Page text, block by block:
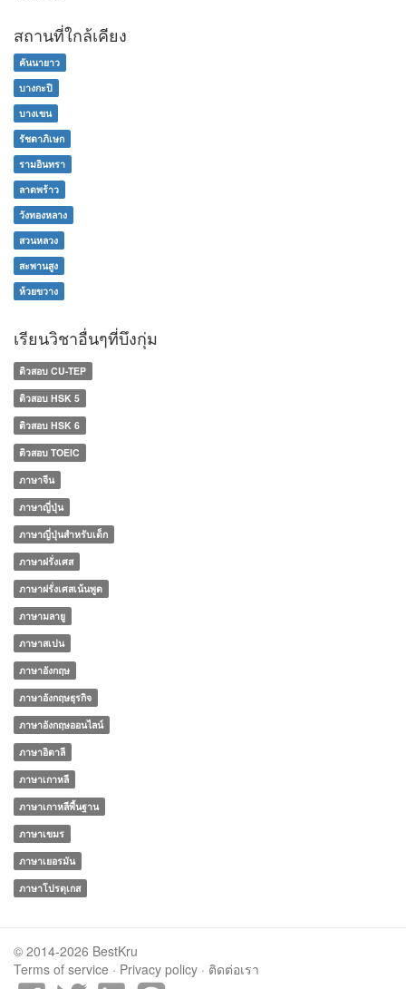
สถานที่ใกล้เคียง
คันนายาว
บางกะปิ
บางเขน
รัชดาภิเษก
รามอินทรา
ลาดพร้าว
วังทองหลาง
สวนหลวง
สะพานสูง
ห้วยขวาง
เรียนวิชาอื่นๆที่บึงกุ่ม
ติวสอบ CU-TEP
ติวสอบ HSK 5
ติวสอบ HSK 6
ติวสอบ TOEIC
ภาษาจีน
ภาษาญี่ปุ่น
ภาษาญี่ปุ่นสำหรับเด็ก
ภาษาฝรั่งเศส
ภาษาฝรั่งเศสเน้นพูด
ภาษามลายู
ภาษาสเปน
ภาษาอังกฤษ
ภาษาอังกฤษธุรกิจ
ภาษาอังกฤษออนไลน์
ภาษาอิตาลี
ภาษาเกาหลี
ภาษาเกาหลีพื้นฐาน
ภาษาเขมร
ภาษาเยอรมัน
ภาษาโปรตุเกส
© 2014-2026 BestKru
Terms of service · Privacy policy · ติดต่อเรา